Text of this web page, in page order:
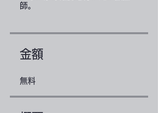
師。
金額
無料